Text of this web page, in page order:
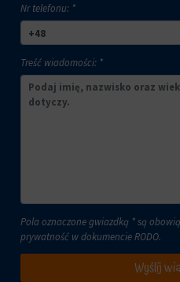
Nr telefonu: *
Treść wiadomości: *
Pola oznaczone gwiazdką * są
prywatność w dokumencie RODO.
Wyślij